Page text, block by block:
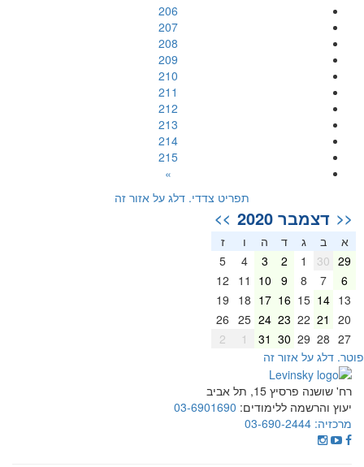
206
207
208
209
210
211
212
213
214
215
»
תפריט צדדי. דלג על אזור זה
<< דצמבר 2020 >>
א ב ג ד ה
ז
29
30
2
3
4
5
6
7
8
9
10
11
12
13
14
15
16
17
18
19
20
21
22
23
24
25
26
27
28
29
30
31
1
2
דלג על אזור זה
רח' שושנה פרסיץ 15, תל אביב
יעוץ והרשמה ללימודים: 03-6901690
מרכזיה: 03-690-2444